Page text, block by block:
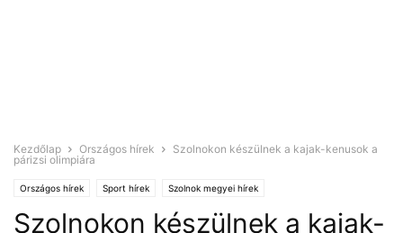
Kezdőlap Országos hírek
Szolnokon készülnek a kajak-kenusok a
párizsi olimpiára
Országos hírek Sport hírek Szolnok megyei hírek
Szolnokon készülnek a kajak-